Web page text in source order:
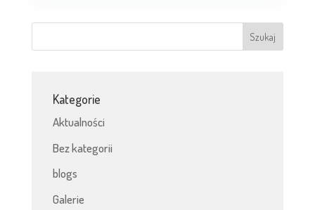
Kategorie
Aktualności
Bez kategorii
blogs
Galerie